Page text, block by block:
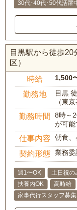
30代･40代･50代活躍
目黒駅から徒歩
区）
時給 1,500
勤務地
目黒
（東
勤務時間
8時～
が可
仕事内容 朝食
契約形態 業務委
週1〜OK 土日祝の
扶養内OK
高時給
家事代行スタッフ募集